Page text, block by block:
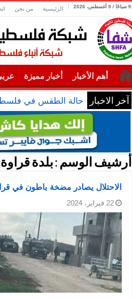
2026 الرئيسية من نحن
أهم الأخبار أخبار مميزة
آخر الاخبار حالة الطقس في
أرشيف الوسم : بلدة
الاحتلال يصادر مضخة باطون في
22 فبراير، 2024